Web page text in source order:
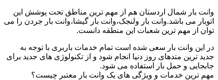
وانت بار شمال اردستان هم از مهم ترین مناطق تحت پوشش این
اتوبار می باشد.وانت بار ولنجک،وانت بار گیشا،وانت بار جردن را می
توان از مهم ترین شعبات این منطقه دانست.
در این وانت بار سعی شده است تمام خدمات باربری با توجه به
جدید ترین متدهای روز دنیا انجام شود و از تکنولوژی های جدید برای
جابجایی و حمل بار استفاده می شود.
مهم ترین خدمات و ویژگی های یک وانت بار معتبر چیست؟